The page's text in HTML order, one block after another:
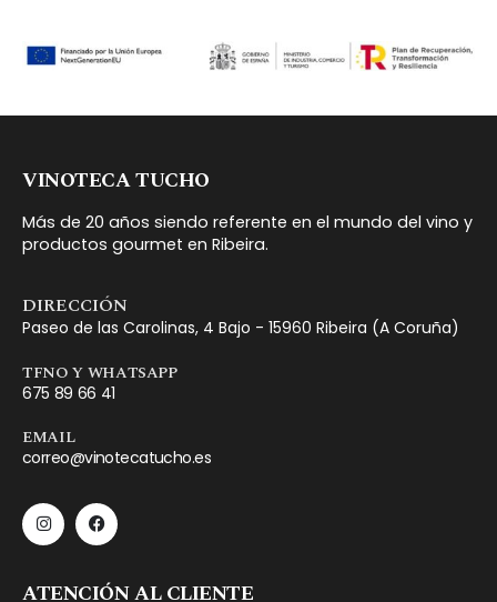
VINOTECA TUCHO
Más de 20 años siendo referente en el mundo del vino y
productos gourmet en Ribeira.
DIRECCIÓN
Paseo de las Carolinas, 4 Bajo - 15960 Ribeira (A Coruña)
TFNO Y WHATSAPP
675 89 66 41
EMAIL
correo@vinotecatucho.es
ATENCIÓN AL CLIENTE